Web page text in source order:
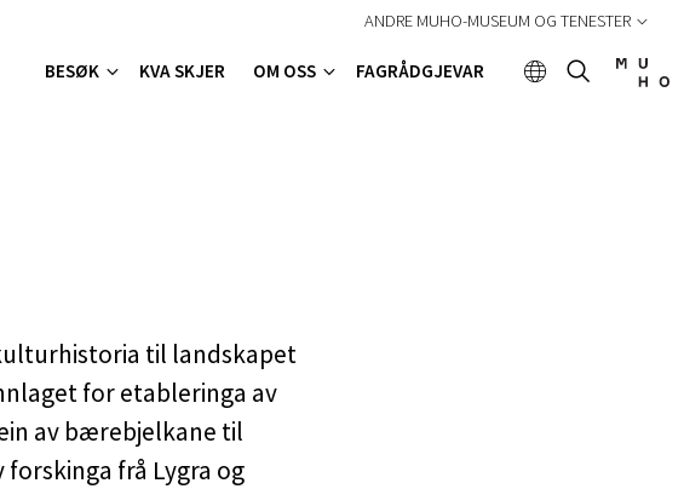
BESØK KVA SKJER OM OSS FAGRÅDGJEVAR
ANDRE MUHO-MUSEUM OG TENESTER
til landskapet
for etableringa av
av bærebjelkane til
frå Lygra og